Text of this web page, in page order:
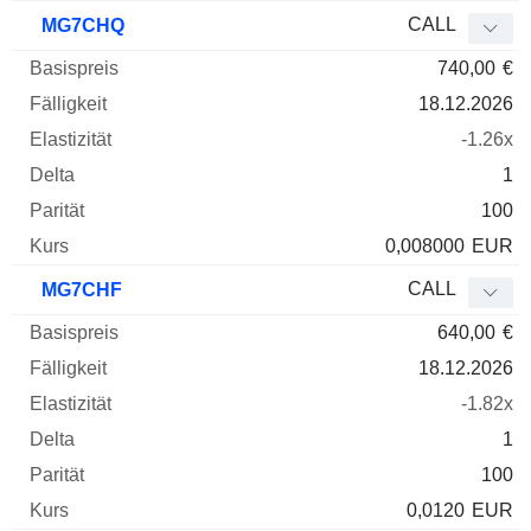
MG7CHQ CALL
740,00 €
18.12.2026
-1.26x
1
100
0,008000 EUR
MG7CHF CALL
640,00 €
18.12.2026
-1.82x
1
100
0,0120 EUR